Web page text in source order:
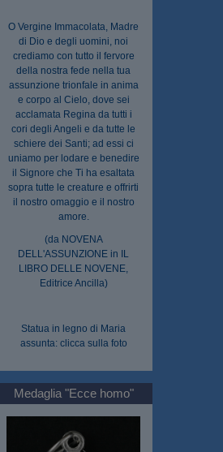
O Vergine Immacolata, Madre
di Dio e degli uomini, noi
crediamo con tutto il fervore
della nostra fede nella tua
assunzione trionfale in anima
e corpo al Cielo, dove sei
acclamata Regina da tutti i
cori degli Angeli e da tutte le
schiere dei Santi; ad essi ci
uniamo per lodare e benedire
il Signore che Ti ha esaltata
sopra tutte le creature e offrirti
il nostro omaggio e il nostro
amore.
(da NOVENA
DELL'ASSUNZIONE in IL
LIBRO DELLE NOVENE,
Editrice Ancilla)
Statua in legno di Maria
assunta: clicca sulla foto
Medaglia "Ecce homo"